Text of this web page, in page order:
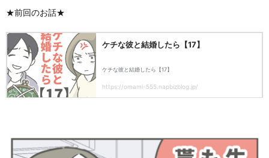
★前回のお話★